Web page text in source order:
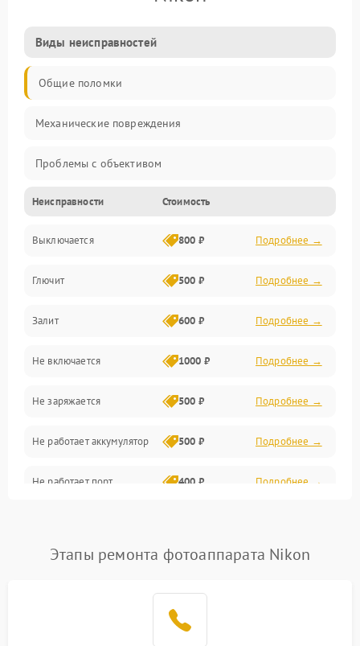
Виды неисправностей
Общие поломки
Механические повреждения
Проблемы с объективом
Электронные ошибки
Механические проблемы
Матрица и оптика
Питание и питание цепей
Проблемы с картами памяти
Объективы
Программные сбои
Коммуникации и интерфейсы
Неисправности Стоимость
Выключается 800 ₽ Подробнее →
Глючит 500 ₽ Подробнее →
Залит 600 ₽ Подробнее →
Не включается 1000 ₽ Подробнее →
Не заряжается 500 ₽ Подробнее →
Не работает аккумулятор 500 ₽ Подробнее →
Не работает порт 400 ₽ Подробнее →
Этапы ремонта фотоаппарата Nikon